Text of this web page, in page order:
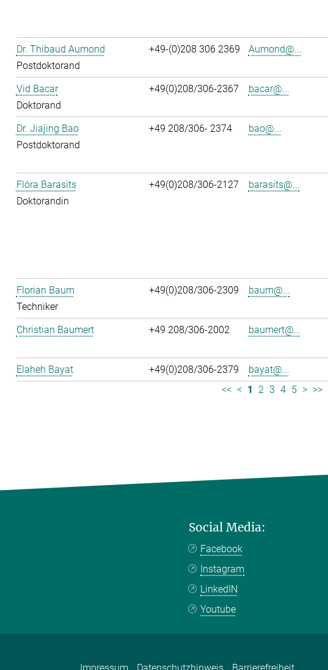
Dr. Thibaud Aumond
Postdoktorand
+49-(0)208 306 2369 Aumond@...
Vid Bacar
Doktorand
+49(0)208/306-2367 bacar@...
Dr. Jiajing Bao
Postdoktorand
+49 208/306- 2374 bao@...
Flóra Barasits
Doktorandin
+49(0)208/306-2127 barasits@...
Florian Baum
Techniker
+49(0)208/306-2309 baum@...
Christian Baumert
+49 208/306-2002 baumert@...
Elaheh Bayat
+49(0)208/306-2379 bayat@...
<< < 1 2 3 4 5 > >>
Social Media:
Facebook
Instagram
LinkedIN
Youtube
Impressum Datenschutzhinweis Barrierefreiheit